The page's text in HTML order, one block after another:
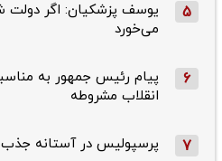
5
یوسف پزشکیان: اگر
می‌خورد
6
پیام رئیس جمهور به
انقلاب مشروطه
7 پرسپولیس در آستانه جذب ۳ بازیکن جدید